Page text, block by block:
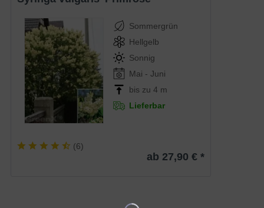
Sommergrün
Hellgelb
Sonnig
Mai - Juni
bis zu 4 m
Lieferbar
(6)
ab 27,90 € *